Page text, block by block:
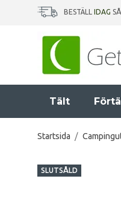
BESTÄLL IDAG
Tält
Startsida /
SLUTSÅLD